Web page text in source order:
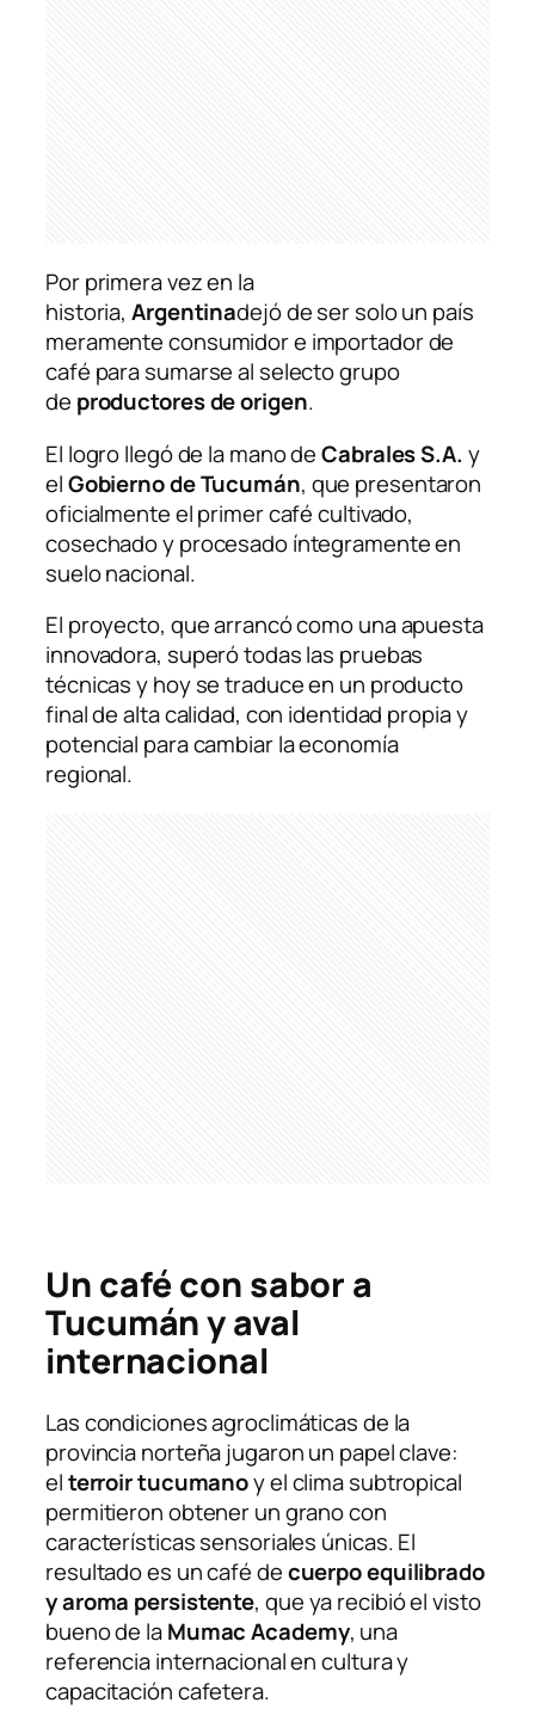
Por primera vez en la
historia,Argentinadejó de ser solo un país
meramente consumidor e importador de
café para sumarse al selecto grupo
de productores de origen.
El logro llegó de la mano deCabrales S.A. y
elGobierno de Tucumán, que presentaron
oficialmente el primer café cultivado,
cosechado y procesado íntegramente en
suelo nacional.
El proyecto, que arrancó como una apuesta
innovadora, superó todas las pruebas
técnicas y hoy se traduce en un producto
final de alta calidad, con identidad propia y
potencial para cambiar la economía
regional.
Un café con sabor a
Tucumán y aval
internacional
Las condiciones agroclimáticas de la
provincia norteña jugaron un papel clave:
elterroir tucumanoy el clima subtropical
permitieron obtener un grano con
características sensoriales únicas. El
resultado es un café decuerpo equilibrado
y aroma persistente, que ya recibió el visto
bueno de laMumac Academy, una
referencia internacional en cultura y
capacitación cafetera.